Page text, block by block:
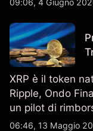
09:06, 4 Giugno
XRP è il token
Ripple, Ondo
un pilot di
statunitensi il 5
06:46, 13 Maggio